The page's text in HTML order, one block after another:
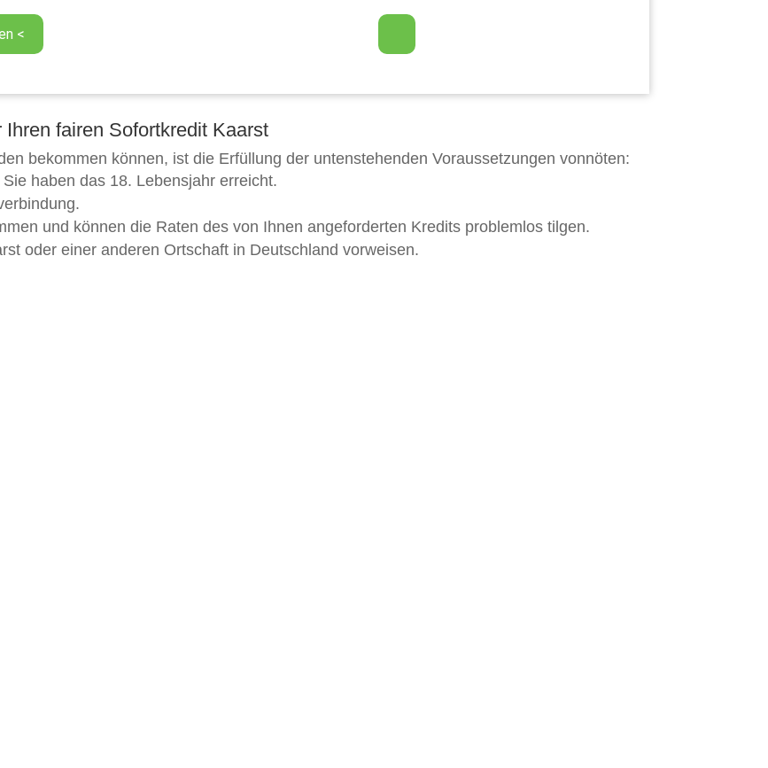
fairen Sofortkredit Kaarst
bekommen können, ist die Erfüllung der untenstehenden Voraussetzungen vonnöten:
haben das 18. Lebensjahr erreicht.
und können die Raten des von Ihnen angeforderten Kredits problemlos tilgen.
oder einer anderen Ortschaft in Deutschland vorweisen.